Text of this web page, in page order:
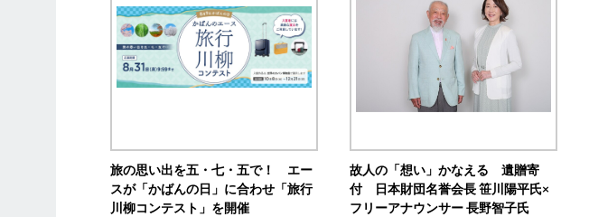
旅の思い出を五・七・五で！ エー
スが「かばんの日」に合わせ「旅行
川柳コンテスト」を開催
故人の「想い」かなえる 遺贈寄
付 日本財団名誉会長 笹川陽平氏×
フリーアナウンサー 長野智子氏